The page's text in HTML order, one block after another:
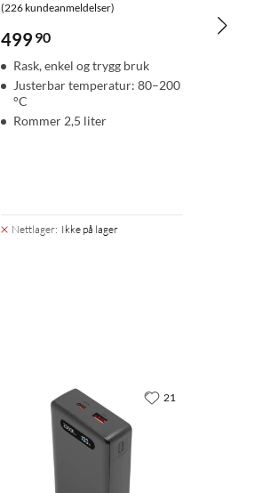
(226 kundeanmeldelser)
499 90
Rask, enkel og trygg bruk
Justerbar temperatur: 80–200
°C
Rommer 2,5 liter
Nettlager: Ikke på lager
21